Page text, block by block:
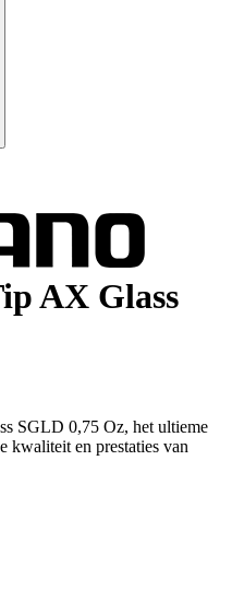
AX Glass
SGLD 0,75 Oz, het ultieme
kwaliteit en prestaties van